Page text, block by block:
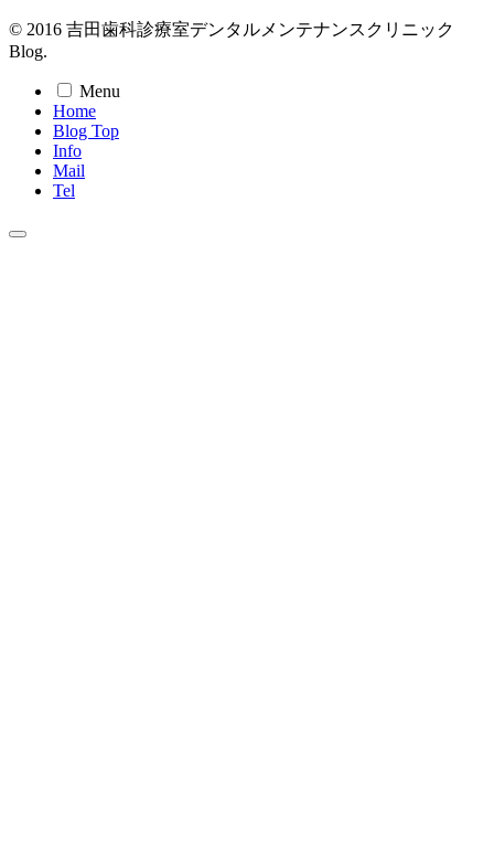
© 2016 吉田歯科診療室デンタルメンテナンスクリニック
Blog.
Menu
Home
Blog Top
Info
Mail
Tel